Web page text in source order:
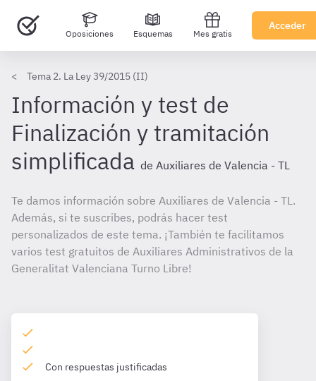
Oposiciones Esquemas Mes gratis
Acceder
Tema 2. La Ley 39/2015 (II)
Información y test de
Finalización y tramitación
simplificada de Auxiliares de Valencia - TL
Te damos información sobre Auxiliares de Valencia - TL.
Además, si te suscribes, podrás hacer test
personalizados de este tema. ¡También te facilitamos
varios test gratuitos de Auxiliares Administrativos de la
Generalitat Valenciana Turno Libre!
Con respuestas justificadas